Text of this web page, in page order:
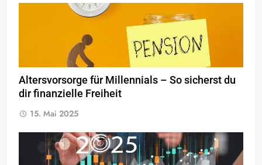
Altersvorsorge für Millennials – So sicherst du
dir finanzielle Freiheit
15. Mai 2025